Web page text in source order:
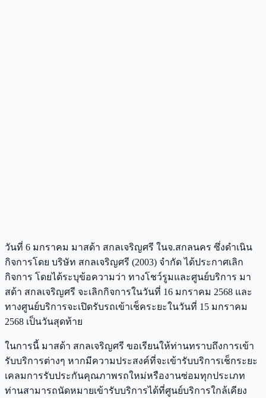
วันที่ 6 มกราคม มาสด้า สกลเจริญศรี ในจ.สกลนคร ซึ่งดำเนิน
กิจการโดย บริษัท สกลเจริญศรี (2003) จำกัด ได้ประกาศเลิก
กิจการ โดยได้ระบุข้อความว่า ทางโชว์รูมและศูนย์บริการ มา
สด้า สกลเจริญศรี จะเลิกกิจการในวันที่ 16 มกราคม 2568 และ
ทางศูนย์บริการจะเปิดรับรถเข้าเช็คระยะในวันที่ 15 มกราคม
2568 เป็นวันสุดท้าย
ในการนี้ มาสด้า สกลเจริญศรี ขอเรียนให้ท่านทราบถึงการเข้า
รับบริการต่างๆ หากมีความประสงค์ที่จะเข้ารับบริการเช็กระยะ
เคลมการรับประกันคุณภาพรถใหม่หรืองานซ่อมทุกประเภท
ท่านสามารถนัดหมายเข้ารับบริการได้ที่ศูนย์บริการใกล้เคียง